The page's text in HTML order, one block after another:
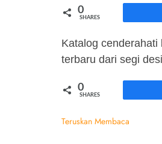
0
SHARES
Katalog
terbaru dari segi
0
SHARES
Teruskan Membaca